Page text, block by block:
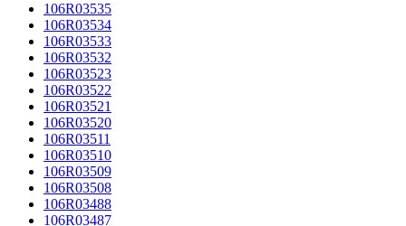
106R03535
106R03534
106R03533
106R03532
106R03523
106R03522
106R03521
106R03520
106R03511
106R03510
106R03509
106R03508
106R03488
106R03487